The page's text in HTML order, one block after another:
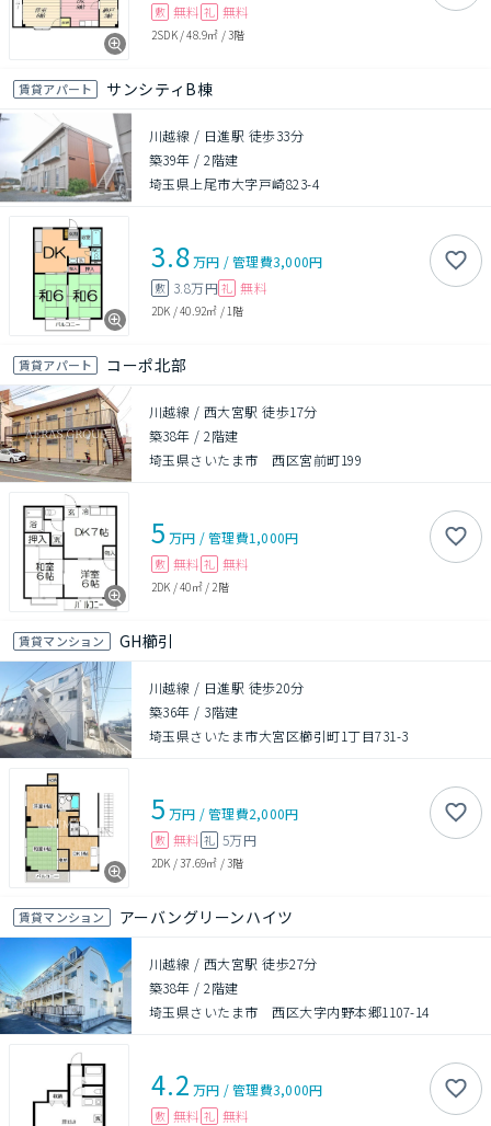
敷 無料 礼 無料
2SDK/48.9㎡ /3階
賃貸アパート サンシティB棟
川越線 / 日進駅 徒歩33分
築39年 /2階建
埼玉県上尾市大字戸崎823-4
3.8万円 /管理費3,000円
敷 3.8万円 礼 無料
2DK /40.92㎡ / 1階
賃貸アパート コーポ北部
川越線 / 西大宮駅 徒歩17分
築38年 /2階建
埼玉県さいたま市 西区宮前町199
5 万円 /管理費1,000円
敷 無料 礼 無料
2DK /40㎡/ 2階
賃貸マンション GH櫛引
川越線 / 日進駅 徒歩20分
築36年 / 3階建
埼玉県さいたま市大宮区櫛引町1丁目731-3
5 万円 /管理費2,000円
敷 無料 礼 5万円
2DK /37.69㎡ /3階
賃貸マンション アーバングリーンハイツ
川越線 / 西大宮駅 徒歩27分
築38年 /2階建
埼玉県さいたま市 西区大字内野本郷1107-14
4.2 万円 /管理費3,000円
敷 無料 礼 無料